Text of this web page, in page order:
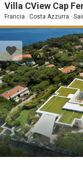
Villa CView Cap
Francia · Costa Azzurra ·